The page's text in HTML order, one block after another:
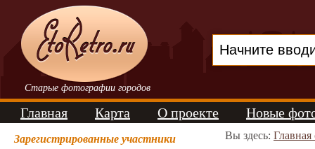
Старые фотографии городов
Главная Карта О проекте Новые
Зарегистрированные участники Вы здесь: Главная